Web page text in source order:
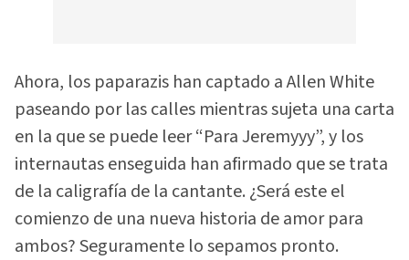
Ahora, los paparazis han captado a Allen White
paseando por las calles mientras sujeta una carta
en la que se puede leer “Para Jeremyyy”, y los
internautas enseguida han afirmado que se trata
de la caligrafía de la cantante. ¿Será este el
comienzo de una nueva historia de amor para
ambos? Seguramente lo sepamos pronto.